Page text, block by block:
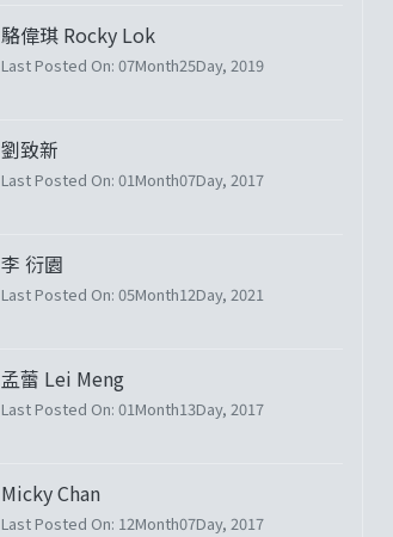
駱偉琪 Rocky Lok
Last Posted On: 07Month25Day, 2019
劉致新
Last Posted On: 01Month07Day, 2017
李 衍園
Last Posted On: 05Month12Day, 2021
孟蕾 Lei Meng
Last Posted On: 01Month13Day, 2017
Micky Chan
Last Posted On: 12Month07Day, 2017